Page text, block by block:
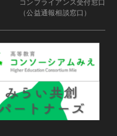
コンプライアンス受付窓口
（公益通報相談窓口）